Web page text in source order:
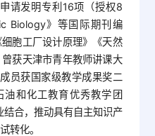
请发明专利16项（授权8
Biology》等国际期刊编
胞工厂设计原理》《天然
获天津市青年教师讲课大
员获国家级教学成果奖二
油和化工教育优秀教学团
结合，推动具有自主知识产
转化。